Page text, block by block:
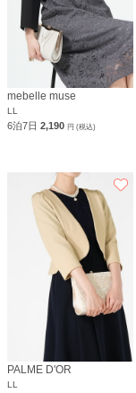
mebelle muse
LL
6泊7日 2,190 円 (税込)
PALME D'OR
LL